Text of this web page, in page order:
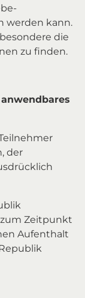
werden kann.
die
zu finden.
der
Zeitpunkt
Aufenthalt